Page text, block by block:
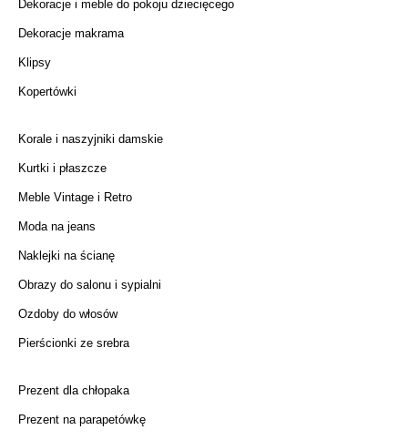
Dekoracje i meble do pokoju dziecięcego
Dekoracje makrama
Klipsy
Kopertówki
Korale i naszyjniki damskie
Kurtki i płaszcze
Meble Vintage i Retro
Moda na jeans
Naklejki na ścianę
Obrazy do salonu i sypialni
Ozdoby do włosów
Pierścionki ze srebra
Prezent dla chłopaka
Prezent na parapetówkę